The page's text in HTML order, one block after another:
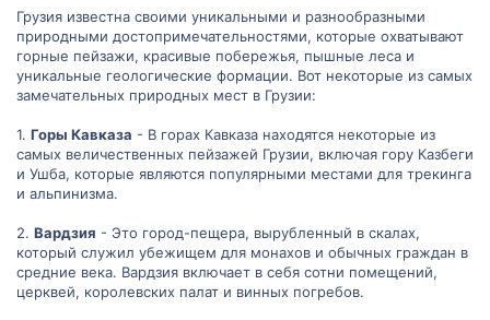
Грузия известна своими уникальными и разнообразными
природными достопримечательностями, которые охватывают
горные пейзажи, красивые побережья, пышные леса и
уникальные геологические формации. Вот некоторые из самых
замечательных природных мест в Грузии:
1. Горы Кавказа - В горах Кавказа находятся некоторые из
самых величественных пейзажей Грузии, включая гору Казбеги
и Ушба, которые являются популярными местами для трекинга
и альпинизма.
2. Вардзия - Это город-пещера, вырубленный в скалах,
который служил убежищем для монахов и обычных граждан в
средние века. Вардзия включает в себя сотни помещений,
церквей, королевских палат и винных погребов.